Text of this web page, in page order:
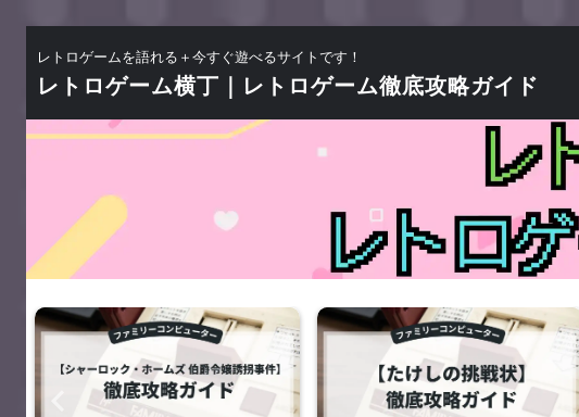
レトロゲームを語れる＋今すぐ遊べるサイトです！
レトロゲーム横丁｜レトロゲーム徹底攻略ガイド